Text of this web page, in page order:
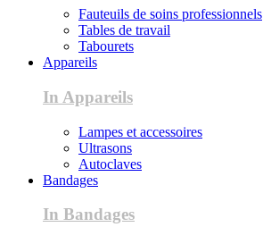
Fauteuils de soins professionnels
Tables de travail
Tabourets
Appareils
In Appareils
Lampes et accessoires
Ultrasons
Autoclaves
Bandages
In Bandages